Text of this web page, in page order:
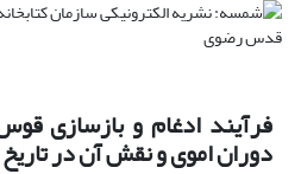
فرآیند ادغام و بازسازی
دوران اموی و نقش آن در